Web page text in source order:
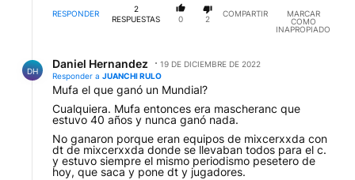
RESPONDER
2
RESPUESTAS
0 2
COMPARTIR
MARCAR
COMO
INAPROPIADO
DH
Daniel Hernandez
19 DE DICIEMBRE DE 2022
Responder a JUANCHI RULO
Mufa el que ganó un Mundial?
Cualquiera. Mufa entonces era mascheranc que
estuvo 40 años y nunca ganó nada.
No ganaron porque eran equipos de mixcerxxda con
dt de mixcerxxda donde se llevaban todos para el c.
y estuvo siempre el mismo periodismo pesetero de
hoy, que saca y pone dt y jugadores.